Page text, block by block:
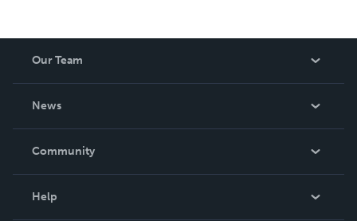
Our Team
News
In The News
Community
Help